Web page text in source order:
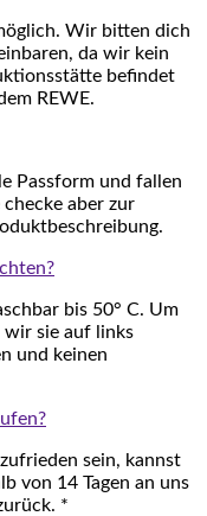
Wir bitten dich
da wir kein
befindet
REWE.
Passform und fallen
aber zur
bis 50° C. Um
wir sie auf links
und keinen
sein, kannst
von 14 Tagen an uns
*